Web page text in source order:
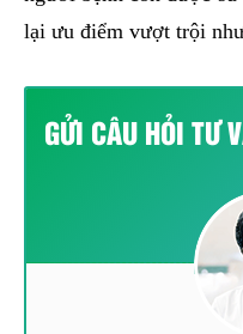
lại ưu điểm vượt trội
GỬI CÂU HỎI TƯ